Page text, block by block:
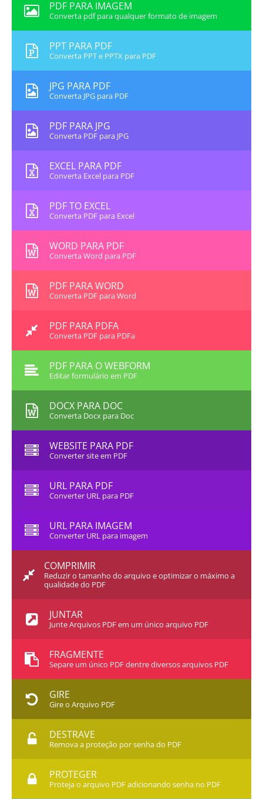
PDF PARA IMAGEM
Converta pdf para qualquer formato de imagem
PPT PARA PDF
Converta PPT e PPTX para PDF
JPG PARA PDF
Converta JPG para PDF
PDF PARA JPG
Converta PDF para JPG
EXCEL PARA PDF
Converta Excel para PDF
PDF TO EXCEL
Converta PDF para Excel
WORD PARA PDF
Converta Word para PDF
PDF PARA WORD
Converta PDF para Word
PDF PARA PDFA
Converta PDF para PDFa
PDF PARA O WEBFORM
Editar formulário em PDF
DOCX PARA DOC
Converta Docx para Doc
WEBSITE PARA PDF
Converter site em PDF
URL PARA PDF
Converter URL para PDF
URL PARA IMAGEM
Converter URL para imagem
COMPRIMIR
Reduzir o tamanho do arquivo e optimizar o máximo a
qualidade do PDF
JUNTAR
Junte Arquivos PDF em um único arquivo PDF
FRAGMENTE
Separe um único PDF dentre diversos arquivos PDF
GIRE
Gire o Arquivo PDF
DESTRAVE
Remova a proteção por senha do PDF
PROTEGER
Proteja o arquivo PDF adicionando senha no PDF